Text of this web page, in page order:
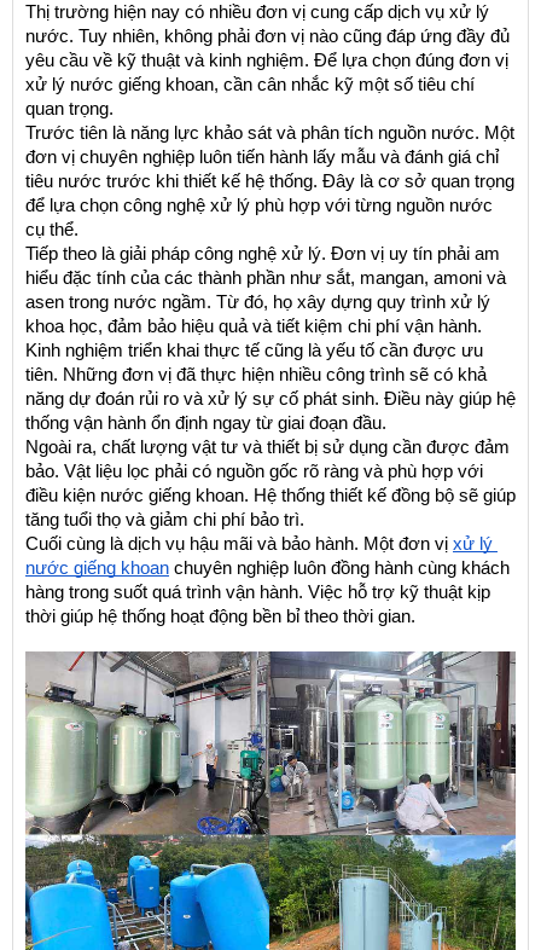
Thị trường hiện nay có nhiều đơn vị cung cấp dịch vụ xử lý
nước. Tuy nhiên, không phải đơn vị nào cũng đáp ứng đầy đủ
yêu cầu về kỹ thuật và kinh nghiệm. Để lựa chọn đúng đơn vị
xử lý nước giếng khoan, cần cân nhắc kỹ một số tiêu chí
quan trọng.
Trước tiên là năng lực khảo sát và phân tích nguồn nước. Một
đơn vị chuyên nghiệp luôn tiến hành lấy mẫu và đánh giá chỉ
tiêu nước trước khi thiết kế hệ thống. Đây là cơ sở quan trọng
để lựa chọn công nghệ xử lý phù hợp với từng nguồn nước
cụ thể.
Tiếp theo là giải pháp công nghệ xử lý. Đơn vị uy tín phải am
hiểu đặc tính của các thành phần như sắt, mangan, amoni và
asen trong nước ngầm. Từ đó, họ xây dựng quy trình xử lý
khoa học, đảm bảo hiệu quả và tiết kiệm chi phí vận hành.
Kinh nghiệm triển khai thực tế cũng là yếu tố cần được ưu
tiên. Những đơn vị đã thực hiện nhiều công trình sẽ có khả
năng dự đoán rủi ro và xử lý sự cố phát sinh. Điều này giúp hệ
thống vận hành ổn định ngay từ giai đoạn đầu.
Ngoài ra, chất lượng vật tư và thiết bị sử dụng cần được đảm
bảo. Vật liệu lọc phải có nguồn gốc rõ ràng và phù hợp với
điều kiện nước giếng khoan. Hệ thống thiết kế đồng bộ sẽ giúp
tăng tuổi thọ và giảm chi phí bảo trì.
Cuối cùng là dịch vụ hậu mãi và bảo hành. Một đơn vị xử lý
nước giếng khoan chuyên nghiệp luôn đồng hành cùng khách
hàng trong suốt quá trình vận hành. Việc hỗ trợ kỹ thuật kịp
thời giúp hệ thống hoạt động bền bỉ theo thời gian.